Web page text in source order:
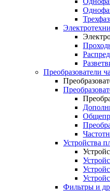
Преобразователи
Устройства
Фильтры и